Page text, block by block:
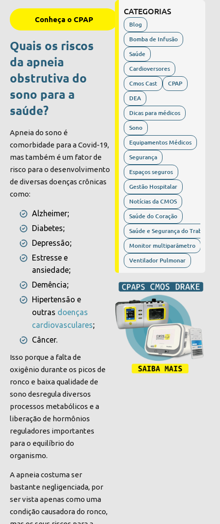
Conheça o CPAP
Quais os riscos
da apneia
obstrutiva do
sono para a
saúde?
Apneia do sono é
comorbidade para a Covid-19,
mas também é um fator de
risco para o desenvolvimento
de diversas doenças crônicas
como:
Alzheimer;
Diabetes;
Depressão;
Estresse e
ansiedade;
Demência;
Hipertensão e
outras doenças
cardiovasculares;
Câncer.
Isso porque a falta de
oxigênio durante os picos de
ronco e baixa qualidade de
sono desregula diversos
processos metabólicos e a
liberação de hormônios
reguladores importantes
para o equilíbrio do
organismo.
A apneia costuma ser
bastante negligenciada, por
ser vista apenas como uma
condição causadora do ronco,
CATEGORIAS
Blog
Bomba de Infusão
Saúde
Cardioversores
Cmos Cast
CPAP
DEA
Dicas para médicos
Sono
Equipamentos Médicos
Segurança
Espaços seguros
Gestão Hospitalar
Notícias da CMOS
Saúde do Coração
Saúde e Segurança do Trabalho
Monitor multiparâmetro
Ventilador Pulmonar